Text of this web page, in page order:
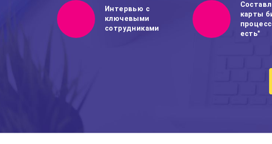
Интервью с
ключевыми
сотрудниками
карты
есть"